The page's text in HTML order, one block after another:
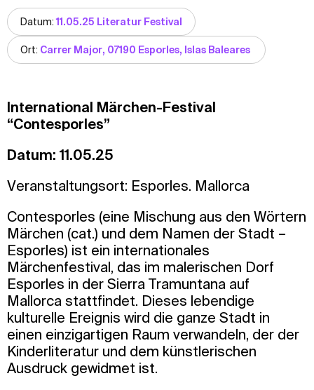
Datum:11.05.25 Literatur Festival
Ort: Carrer Major, 07190 Esporles, Islas Baleares
International Märchen-Festival
“Contesporles”
Datum: 11.05.25
Veranstaltungsort: Esporles. Mallorca
Contesporles (eine Mischung aus den Wörtern
Märchen (cat.) und dem Namen der Stadt –
Esporles) ist ein internationales
Märchenfestival, das im malerischen Dorf
Esporles in der Sierra Tramuntana auf
Mallorca stattfindet. Dieses lebendige
kulturelle Ereignis wird die ganze Stadt in
einen einzigartigen Raum verwandeln, der der
Kinderliteratur und dem künstlerischen
Ausdruck gewidmet ist.